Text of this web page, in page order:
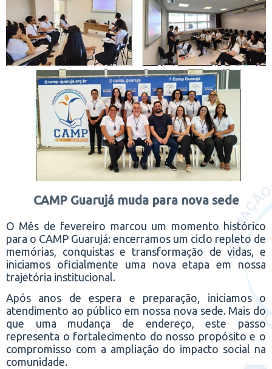
CAMP Guarujá muda para nova sede
O Mês de fevereiro marcou um momento histórico
para o CAMP Guarujá: encerramos um ciclo repleto de
memórias, conquistas e transformação de vidas, e
iniciamos oficialmente uma nova etapa em nossa
trajetória institucional.
Após anos de espera e preparação, iniciamos o
atendimento ao público em nossa nova sede. Mais do
que uma mudança de endereço, este passo
representa o fortalecimento do nosso propósito e o
compromisso com a ampliação do impacto social na
comunidade.